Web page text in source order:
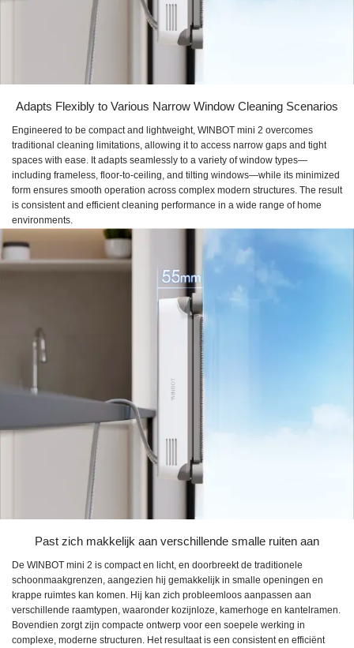
Adapts Flexibly to Various Narrow Window Cleaning Scenarios
Engineered to be compact and lightweight, WINBOT mini 2 overcomes
traditional cleaning limitations, allowing it to access narrow gaps and tight
spaces with ease. It adapts seamlessly to a variety of window types—
including frameless, floor-to-ceiling, and tilting windows—while its minimized
form ensures smooth operation across complex modern structures. The result
is consistent and efficient cleaning performance in a wide range of home
environments.
Past zich makkelijk aan verschillende smalle ruiten aan
De WINBOT mini 2 is compact en licht, en doorbreekt de traditionele
schoonmaakgrenzen, aangezien hij gemakkelijk in smalle openingen en
krappe ruimtes kan komen. Hij kan zich probleemloos aanpassen aan
verschillende raamtypen, waaronder kozijnloze, kamerhoge en kantelramen.
Bovendien zorgt zijn compacte ontwerp voor een soepele werking in
complexe, moderne structuren. Het resultaat is een consistent en efficiënt